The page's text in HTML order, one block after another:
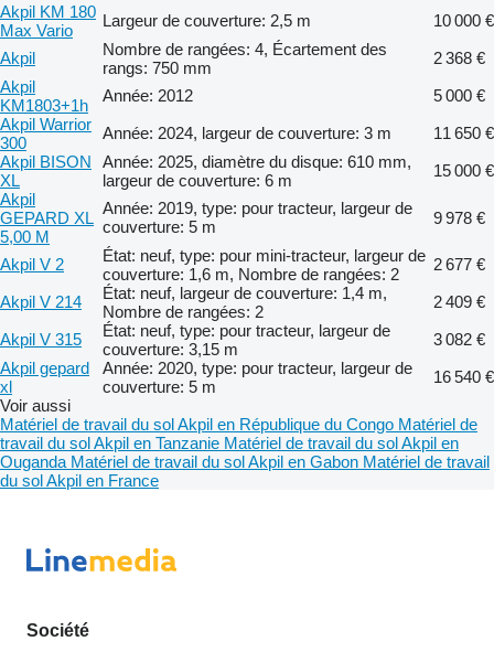
Akpil KM 180
Max Vario
Largeur de couverture: 2,5 m
10 000 €
Akpil
Nombre de rangées: 4, Écartement des
rangs: 750 mm
2 368 €
Akpil
KM1803+1h
Année: 2012
5 000 €
Akpil Warrior
300
Année: 2024, largeur de couverture: 3 m
11 650 €
Akpil BISON
XL
Année: 2025, diamètre du disque: 610 mm,
largeur de couverture: 6 m
15 000 €
Akpil
GEPARD XL
5,00 M
Année: 2019, type: pour tracteur, largeur de
couverture: 5 m
9 978 €
Akpil V 2
État: neuf, type: pour mini-tracteur, largeur de
couverture: 1,6 m, Nombre de rangées: 2
2 677 €
Akpil V 214
État: neuf, largeur de couverture: 1,4 m,
Nombre de rangées: 2
2 409 €
Akpil V 315
État: neuf, type: pour tracteur, largeur de
couverture: 3,15 m
3 082 €
Akpil gepard
xl
Année: 2020, type: pour tracteur, largeur de
couverture: 5 m
16 540 €
Voir aussi
Matériel de travail du sol Akpil en République du Congo Matériel de
travail du sol Akpil en Tanzanie Matériel de travail du sol Akpil en
Ouganda Matériel de travail du sol Akpil en Gabon Matériel de travail
du sol Akpil en France
Société